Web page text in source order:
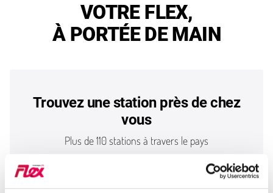
FLEX
VOTRE FLEX,
À PORTÉE DE MAIN
Trouvez une station près de chez
vous
Plus de 110 stations à travers le pays